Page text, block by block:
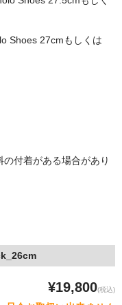
Shoes 27cmもしくは
付着がある場合があり
¥19,800(税込)